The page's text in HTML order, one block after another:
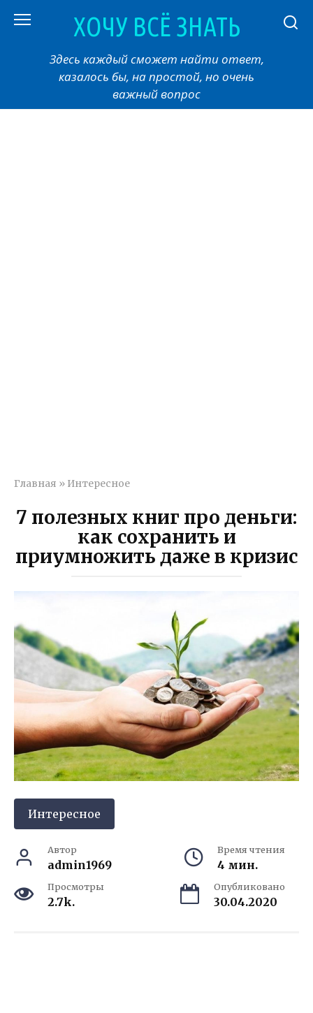
ХОЧУ ВСЁ ЗНАТЬ
Здесь каждый сможет найти ответ,
казалось бы, на простой, но очень
важный вопрос
Главная » Интересное
7 полезных книг про деньги:
как сохранить и
приумножить даже в кризис
Интересное
Автор
admin1969
Время чтения
4 мин.
Просмотры
2.7k.
Опубликовано
30.04.2020